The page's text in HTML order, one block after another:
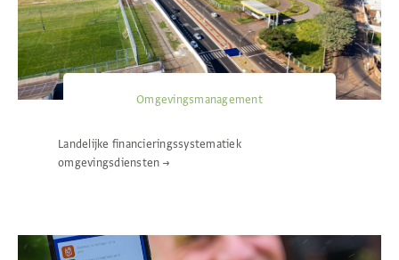
Omgevingsmanagement
Landelijke financieringssystematiek
omgevingsdiensten →